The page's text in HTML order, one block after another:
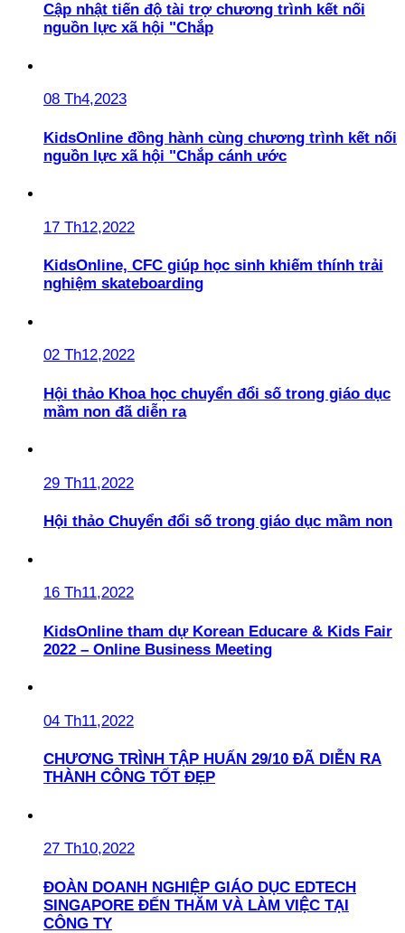
Cập nhật tiến độ tài trợ chương trình kết nối
nguồn lực xã hội "Chắp
08 Th4,2023
KidsOnline đồng hành cùng chương trình kết nối
nguồn lực xã hội "Chắp cánh ước
17 Th12,2022
KidsOnline, CFC giúp học sinh khiếm thính trải
nghiệm skateboarding
02 Th12,2022
Hội thảo Khoa học chuyển đổi số trong giáo dục
mầm non đã diễn ra
29 Th11,2022
Hội thảo Chuyển đổi số trong giáo dục mầm non
16 Th11,2022
KidsOnline tham dự Korean Educare & Kids Fair
2022 – Online Business Meeting
04 Th11,2022
CHƯƠNG TRÌNH TẬP HUẤN 29/10 ĐÃ DIỄN RA
THÀNH CÔNG TỐT ĐẸP
27 Th10,2022
ĐOÀN DOANH NGHIỆP GIÁO DỤC EDTECH
SINGAPORE ĐẾN THĂM VÀ LÀM VIỆC TẠI
CÔNG TY